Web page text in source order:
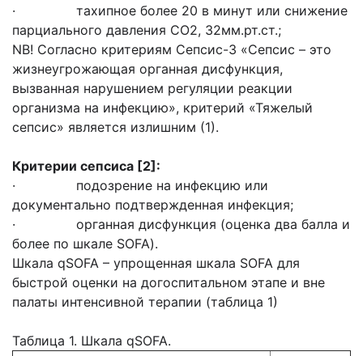
· тахипное более 20 в минут или снижение
парциального давления СО2, 32мм.рт.ст.;
NB! Согласно критериям Сепсис-3 «Сепсис – это
жизнеугрожающая органная дисфункция,
вызванная нарушением регуляции реакции
организма на инфекцию», критерий «Тяжелый
сепсис» является излишним (1).
Критерии сепсиса [2]:
· подозрение на инфекцию или
документально подтвержденная инфекция;
· органная дисфункция (оценка два балла и
более по шкале SOFA).
Шкала qSOFA – упрощенная шкала SOFA для
быстрой оценки на догоспитальном этапе и вне
палаты интенсивной терапии (таблица 1)
Таблица 1. Шкала qSOFA.